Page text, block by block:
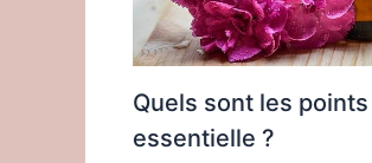
Quels sont les
essentielle ?